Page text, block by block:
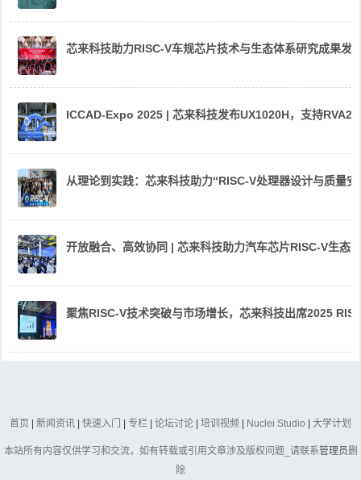
芯来科技助力RISC-V车规芯片技术与生态体系研究成果发
ICCAD-Expo 2025 | 芯来科技发布UX1020H，支持
从理论到实践：芯来科技助力“RISC-V处理器设计与质量
开放融合、高效协同 | 芯来科技助力汽车芯片RISC-V生态
聚焦RISC-V技术突破与市场增长，芯来科技出席2025
首页 新闻资讯 快速入门 专栏 论坛讨论 培训视频 Nuclei Studio 大学计划
本站所有内容仅供学习和交流，如有转载或引用文章涉及版权问题_请联系管理员删
除